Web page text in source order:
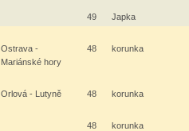
49 Japka
Ostrava -
Mariánské hory
48 korunka
Orlová - Lutyně 48 korunka
48 korunka